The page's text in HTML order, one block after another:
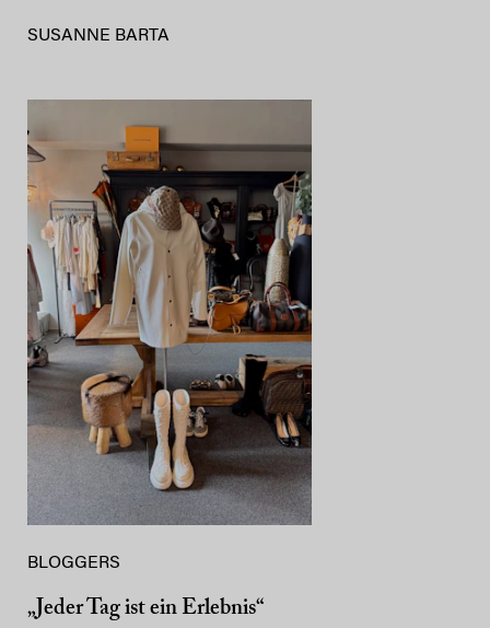
SUSANNE BARTA
BLOGGERS
„Jeder Tag ist ein Erlebnis“